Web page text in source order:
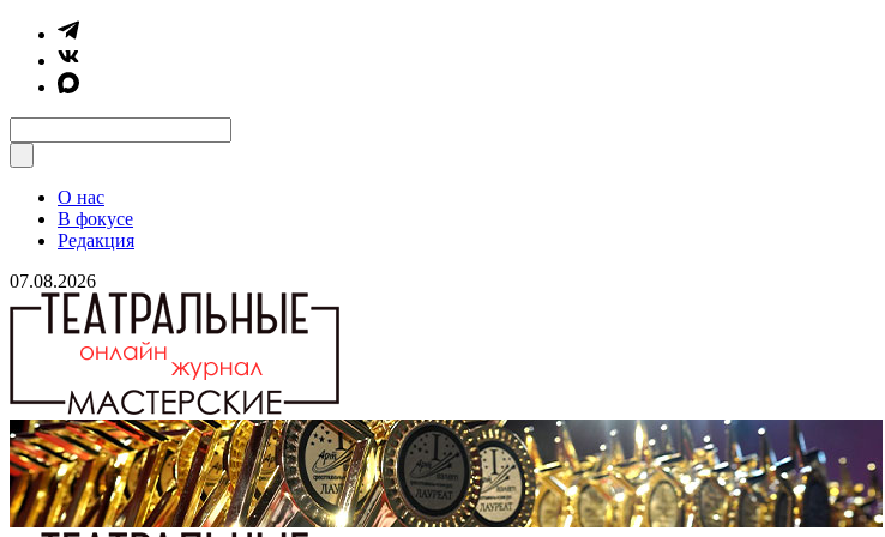
О нас
В фокусе
Редакция
07.08.2026